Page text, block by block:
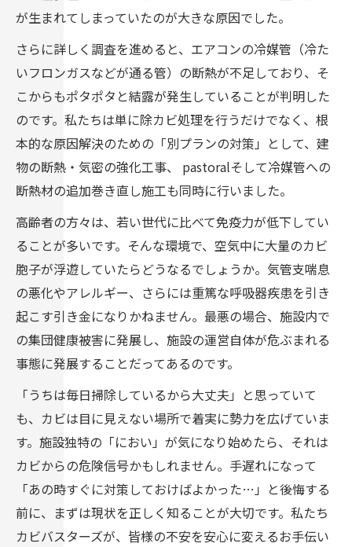
が生まれてしまっていたのが大きな原因でした。
さらに詳しく調査を進めると、エアコンの冷媒管（冷た
いフロンガスなどが通る管）の断熱が不足しており、そ
こからもポタポタと結露が発生していることが判明した
のです。私たちは単に除カビ処理を行うだけでなく、根
本的な原因解決のための「別プランの対策」として、建
物の断熱・気密の強化工事、 pastoralそして冷媒管への
断熱材の追加巻き直し施工も同時に行いました。
高齢者の方々は、若い世代に比べて免疫力が低下してい
ることが多いです。そんな環境で、空気中に大量のカビ
胞子が浮遊していたらどうなるでしょうか。気管支喘息
の悪化やアレルギー、さらには重篤な呼吸器疾患を引き
起こす引き金になりかねません。最悪の場合、施設内で
の集団健康被害に発展し、施設の運営自体が危ぶまれる
事態に発展することだってあるのです。
「うちは毎日掃除しているから大丈夫」と思っていて
も、カビは目に見えない場所で着実に勢力を広げていま
す。施設独特の「におい」が気になり始めたら、それは
カビからの危険信号かもしれません。手遅れになって
「あの時すぐに対策しておけばよかった…」と後悔する
前に、まずは現状を正しく知ることが大切です。私たち
カビバスターズが、皆様の不安を安心に変えるお手伝い